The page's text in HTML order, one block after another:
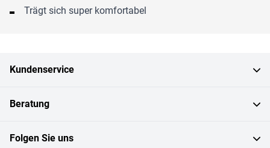
Trägt sich super komfortabel
Kundenservice
Beratung
Folgen Sie uns